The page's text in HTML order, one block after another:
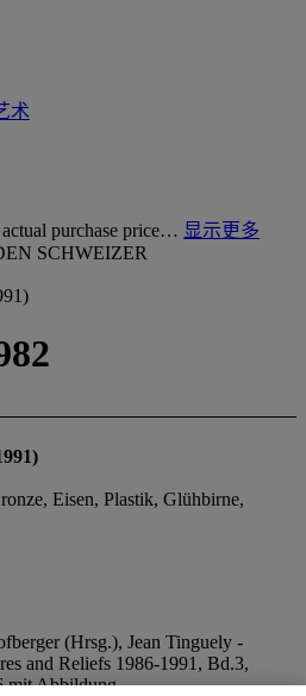
术
purchase price… 显示更多
SCHWEIZER
Eisen, Plastik, Glühbirne,
(Hrsg.), Jean Tinguely -
and Reliefs 1986-1991, Bd.3,
mit Abbildung